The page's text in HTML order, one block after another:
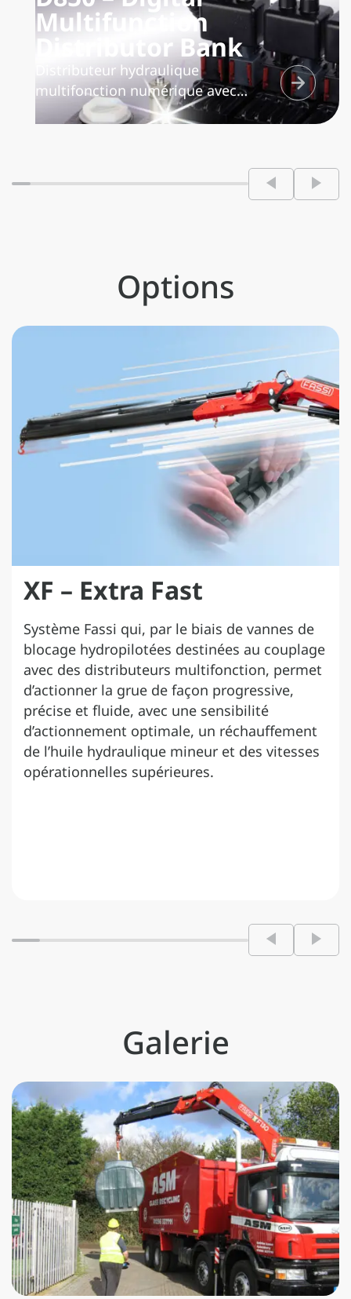
Multifunction
Distributor Bank
Distributeur hydraulique
multifonction numérique avec
système antisaturation « partage de
simultanément afin de garantir la
Options
XF – Extra Fast
Système Fassi qui, par le biais de vannes de
blocage hydropilotées destinées au couplage
avec des distributeurs multifonction, permet
d’actionner la grue de façon progressive,
précise et fluide, avec une sensibilité
d’actionnement optimale, un réchauffement
de l’huile hydraulique mineur et des vitesses
opérationnelles supérieures.
Galerie